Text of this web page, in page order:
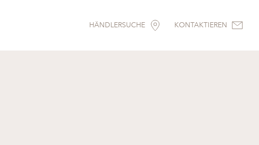
HÄNDLERSUCHE KONTAKTIEREN